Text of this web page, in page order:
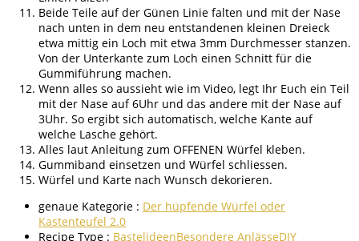
Beide Teile auf der Günen Linie falten und mit der Nase
nach unten in dem neu entstandenen kleinen Dreieck
etwa mittig ein Loch mit etwa 3mm Durchmesser stanzen.
Von der Unterkante zum Loch einen Schnitt für die
Gummiführung machen.
Wenn alles so aussieht wie im Video, legt Ihr Euch ein Teil
mit der Nase auf 6Uhr und das andere mit der Nase auf
3Uhr. So ergibt sich automatisch, welche Kante auf
welche Lasche gehört.
Alles laut Anleitung zum OFFENEN Würfel kleben.
Gummiband einsetzen und Würfel schliessen.
Würfel und Karte nach Wunsch dekorieren.
genaue Kategorie : Der hüpfende Würfel oder
Kastenteufel 2.0
Recipe Type : BastelideenBesondere AnlässeDIY